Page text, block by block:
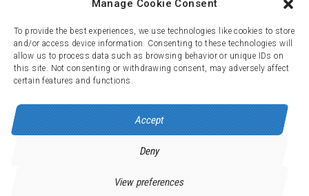
Manage Cookie Consent
To provide the best experiences, we use technologies like cookies to store
and/or access device information. Consenting to these technologies will
allow us to process data such as browsing behavior or unique IDs on
this site. Not consenting or withdrawing consent, may adversely affect
certain features and functions.
Accept
Deny
View preferences
info@alpe21.fr
Mentions légales
Contact
crédits